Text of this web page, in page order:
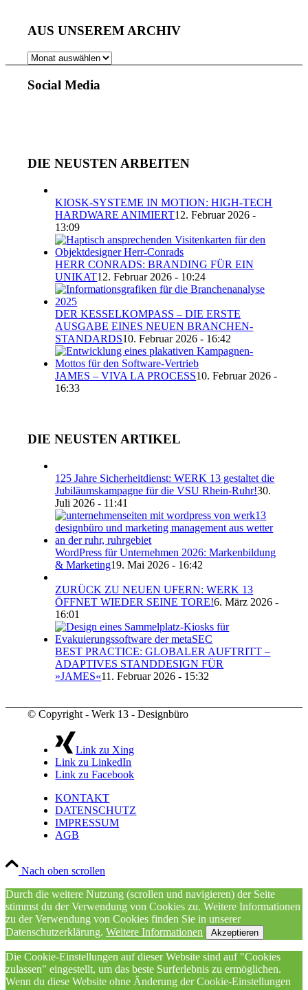
AUS UNSEREM ARCHIV
AUS
UNSEREM
ARCHIV
Social Media
DIE NEUSTEN ARBEITEN
KIOSK-SYSTEME IN MOTION: HIGH-TECH
HARDWARE ANIMIERT12. Februar 2026 -
13:09
HERR CONRADS: BRANDING FÜR EIN
UNIKAT12. Februar 2026 - 10:24
DER KESSELKOMPASS – DIE ERSTE
AUSGABE EINES NEUEN BRANCHEN-
STANDARDS10. Februar 2026 - 16:42
JAMES – VIVA LA PROCESS10. Februar 2026 -
16:33
DIE NEUSTEN ARTIKEL
125 Jahre Sicherheitdienst: WERK 13 gestaltet die
Jubiläumskampagne für die VSU Rhein-Ruhr!30.
Juli 2026 - 11:41
WordPress für Unternehmen 2026: Markenbildung
& Marketing19. Mai 2026 - 16:42
ZURÜCK ZU NEUEN UFERN: WERK 13
ÖFFNET WIEDER SEINE TORE!6. März 2026 -
16:01
BEST PRACTICE: GLOBALER AUFTRITT –
ADAPTIVES STANDDESIGN FÜR
»JAMES«11. Februar 2026 - 15:32
© Copyright - Werk 13 - Designbüro
Link zu Xing
Link zu LinkedIn
Link zu Facebook
KONTAKT
DATENSCHUTZ
IMPRESSUM
AGB
Nach oben scrollen
Durch die weitere Nutzung (scrollen und navigieren) der Seite
stimmst du der Verwendung von Cookies zu. Weitere Informationen
zu der Verwendung von Cookies finden Sie in unserer
Datenschutzerklärung. Weitere Informationen Akzeptieren
Die Cookie-Einstellungen auf dieser Website sind auf "Cookies
zulassen" eingestellt, um das beste Surferlebnis zu ermöglichen.
Wenn du diese Website ohne Änderung der Cookie-Einstellungen